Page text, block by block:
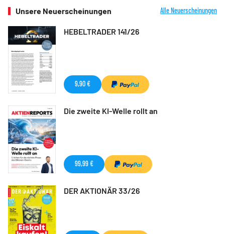
Unsere Neuerscheinungen Alle Neuerscheinungen
HEBELTRADER 141/26
9,90 €
Die zweite KI-Welle rollt an
99,99 €
DER AKTIONÄR 33/26